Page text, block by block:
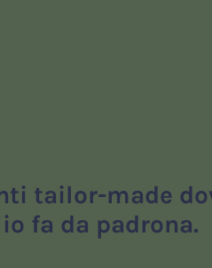
tailor-made
fa da padrona.